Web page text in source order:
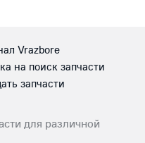
Vrazbore
на поиск запчасти
запчасти
для различной